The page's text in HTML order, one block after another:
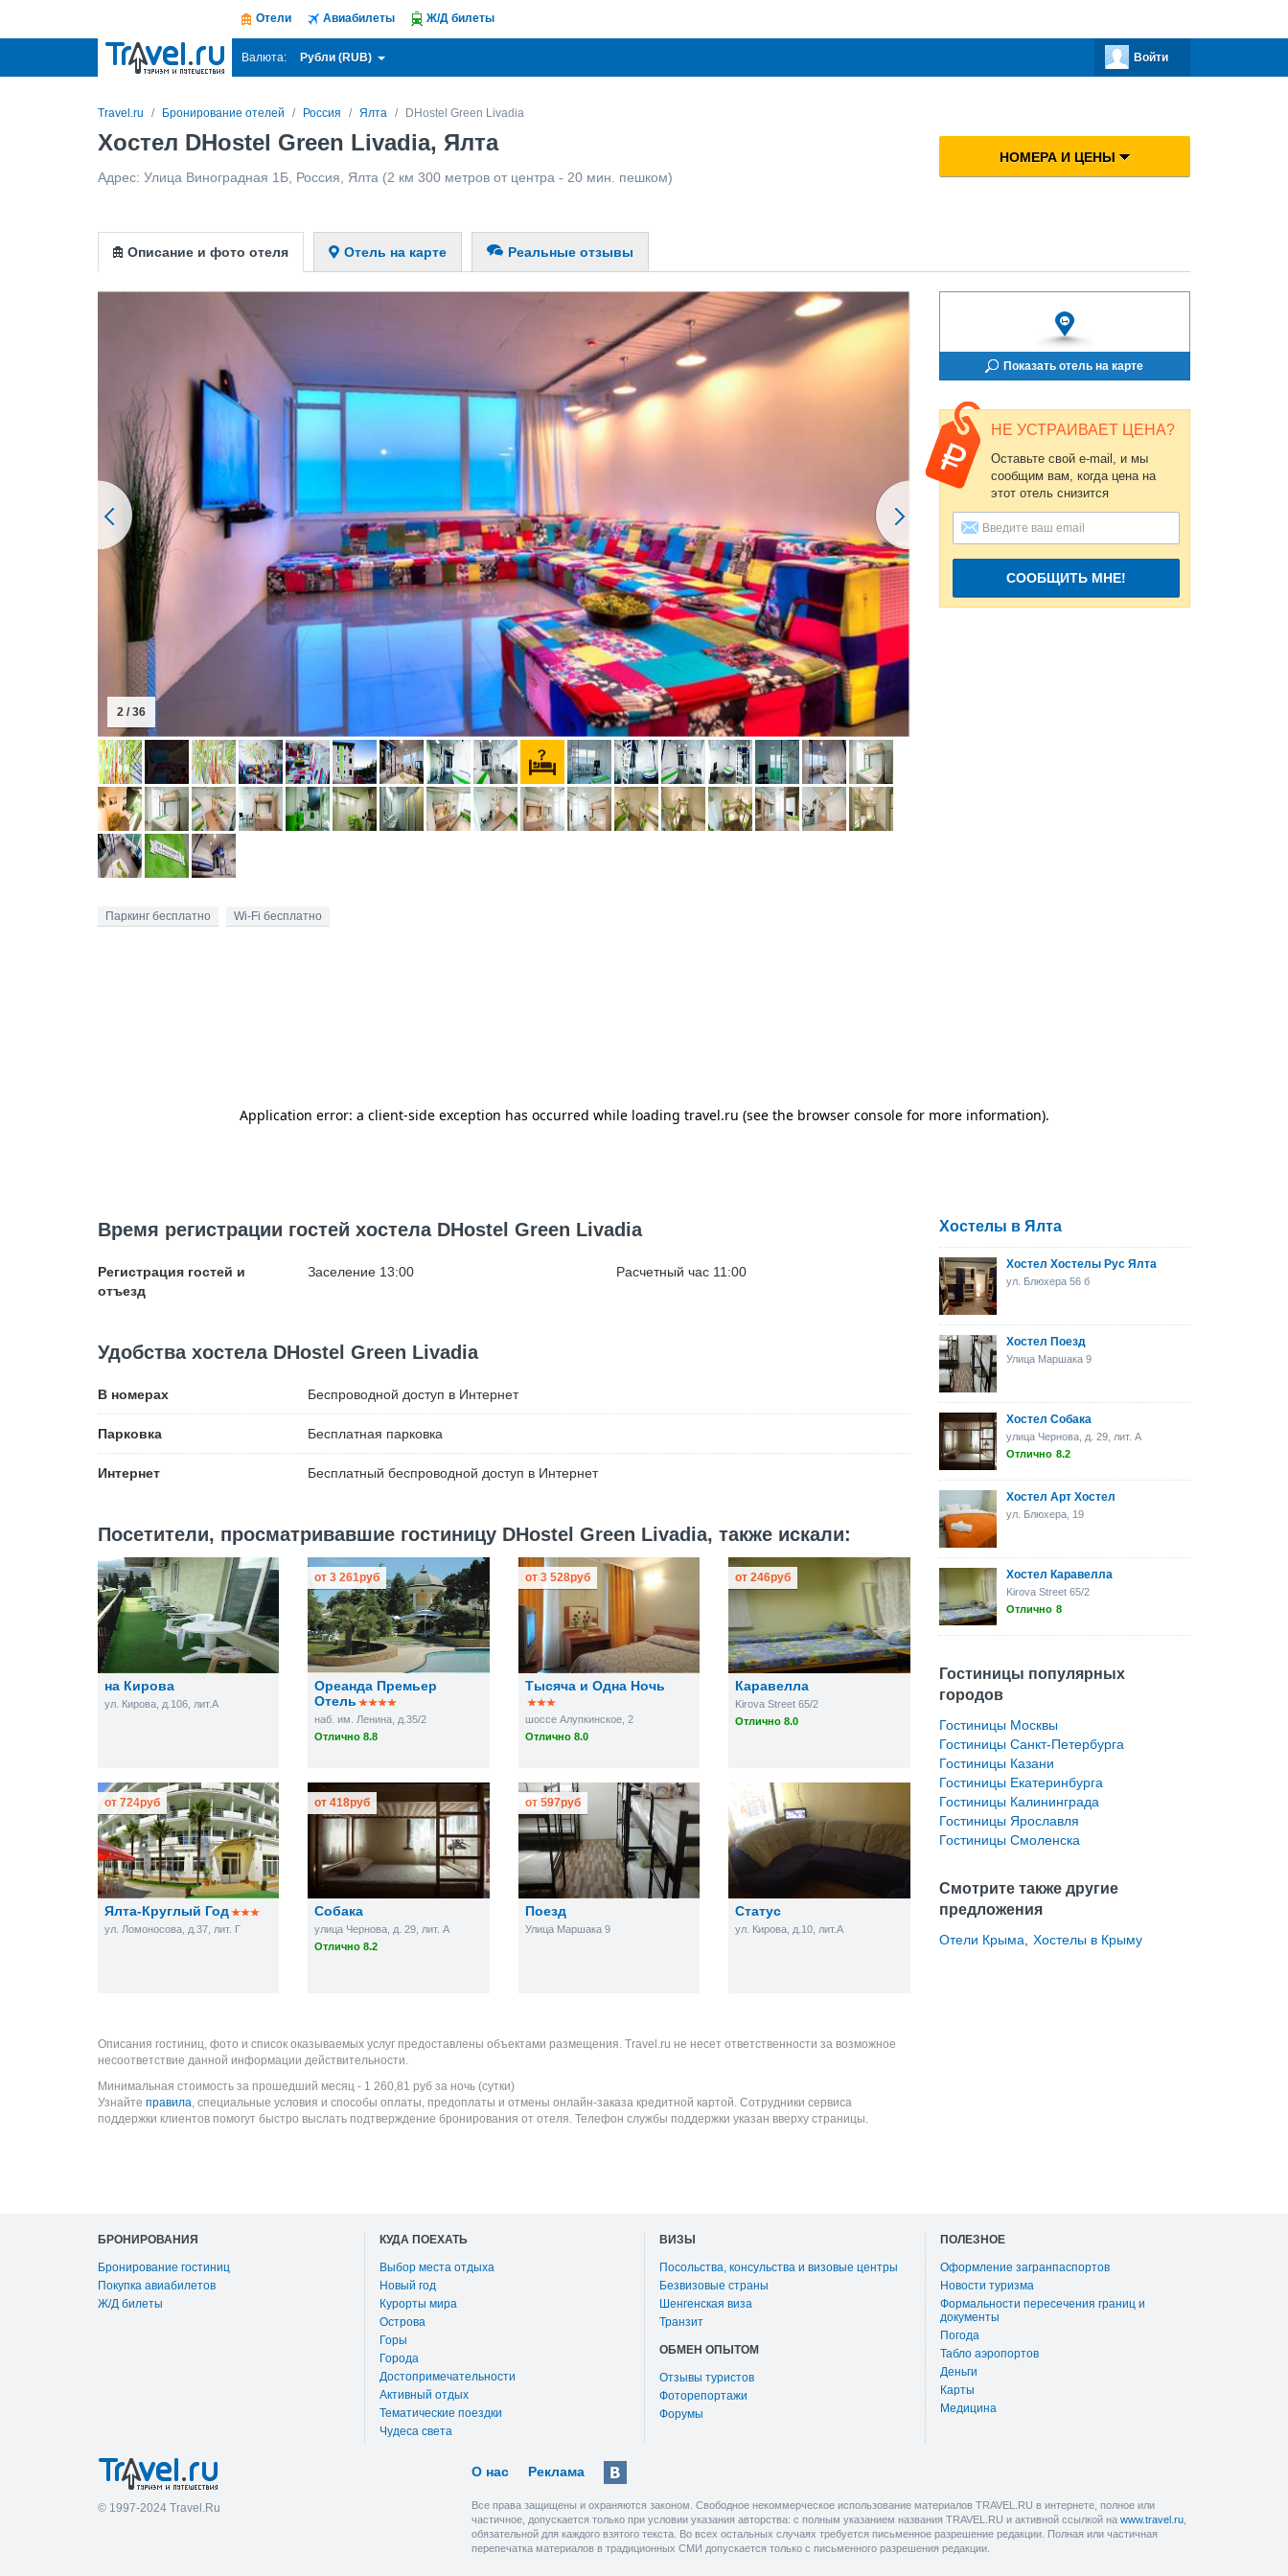
Отели Авиабилеты Ж/Д билеты
Валюта: Рубли (RUB) Войти
Travel.ru Бронирование отелей Россия Ялта DHostel Green Livadia
Хостел DHostel Green Livadia, Ялта
Адрес: Улица Виноградная 1Б Россия Ялта (2 км 300 метров от центра - 20 мин. пешком)
НОМЕРА И ЦЕНЫ
Описание и фото отеля Отель на карте Реальные отзывы
2 / 36
Паркинг бесплатно Wi-Fi бесплатно
Показать отель на карте
НЕ УСТРАИВАЕТ ЦЕНА?
Оставьте свой e-mail, и мы
сообщим вам, когда цена на
этот отель снизится
СООБЩИТЬ МНЕ!
Время регистрации гостей хостела DHostel Green Livadia
Регистрация гостей и
отъезд
Заселение 13:00 Расчетный час 11:00
Удобства хостела DHostel Green Livadia
В номерах Беспроводной доступ в Интернет
Парковка Бесплатная парковка
Интернет Бесплатный беспроводной доступ в Интернет
Посетители, просматривавшие гостиницу DHostel Green Livadia, также искали:
на Кирова
ул. Кирова, д.106, лит.А
Ореанда Премьер
Отель
наб. им. Ленина, д.35/2
Отлично 8.8
от3 261руб
Тысяча и Одна Ночь
шоссе Алупкинское, 2
Отлично 8.0
от 3 528руб
Каравелла
Kirova Street 65/2
Отлично 8.0
от246руб
Ялта-Круглый Год
ул. Ломоносова, д.37, лит. Г
от 724руб
Собака
улица Чернова, д. 29, лит. А
Отлично 8.2
от418руб
Поезд
Улица Маршака 9
от 597руб
Статус
ул. Кирова, д.10, лит.А
Описания гостиниц, фото и список оказываемых услуг предоставлены объектами размещения. Travel.ru не несет ответственности за возможное
несоответствие данной информации действительности.
Минимальная стоимость за прошедший месяц - 1 260,81 руб за ночь (сутки)
Узнайте правила, специальные условия и способы оплаты, предоплаты и отмены онлайн-заказа кредитной картой. Сотрудники сервиса
поддержки клиентов помогут быстро выслать подтверждение бронирования от отеля. Телефон службы поддержки указан вверху страницы.
Хостелы в Ялта
Хостел Хостелы Рус Ялта
ул. Блюхера 56 б
Хостел Поезд
Улица Маршака 9
Хостел Собака
улица Чернова, д. 29, лит. А
Отлично 8.2
Хостел Арт Хостел
ул. Блюхера, 19
Хостел Каравелла
Kirova Street 65/2
Отлично 8
Гостиницы популярных
городов
Гостиницы Москвы
Гостиницы Санкт-Петербурга
Гостиницы Казани
Гостиницы Екатеринбурга
Гостиницы Калининграда
Гостиницы Ярославля
Гостиницы Смоленска
Смотрите также другие
предложения
Отели Крыма Хостелы в Крыму
БРОНИРОВАНИЯ
Бронирование гостиниц
Покупка авиабилетов
Ж/Д билеты
КУДА ПОЕХАТЬ
Выбор места отдыха
Новый год
Курорты мира
Острова
Горы
Города
Достопримечательности
Активный отдых
Тематические поездки
Чудеса света
ВИЗЫ
Посольства, консульства и визовые центры
Безвизовые страны
Шенгенская виза
Транзит
ОБМЕН ОПЫТОМ
Отзывы туристов
Фоторепортажи
Форумы
ПОЛЕЗНОЕ
Оформление загранпаспортов
Новости туризма
Формальности пересечения границ и
документы
Погода
Табло аэропортов
Деньги
Карты
Медицина
© 1997-2024 Travel.Ru
О нас Реклама
Все права защищены и охраняются законом. Свободное некоммерческое использование материалов TRAVEL.RU в интернете, полное или
частичное, допускается только при условии указания авторства: с полным указанием названия TRAVEL.RU и активной ссылкой на www.travel.ru
обязательной для каждого взятого текста. Во всех остальных случаях требуется письменное разрешение редакции. Полная или частичная
перепечатка материалов в традиционных СМИ допускается только с письменного разрешения редакции.